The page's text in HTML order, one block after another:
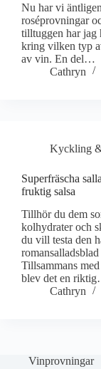
Nu har vi
roséprovningar
tilltuggen har jag
kring vilken typ
av vin. En del…
Cathryn
Kyckling
Superfräscha
fruktig salsa
Tillhör du dem
kolhydrater och
du vill testa den
Tillsammans
blev det en
Cathryn
Vinprovningar